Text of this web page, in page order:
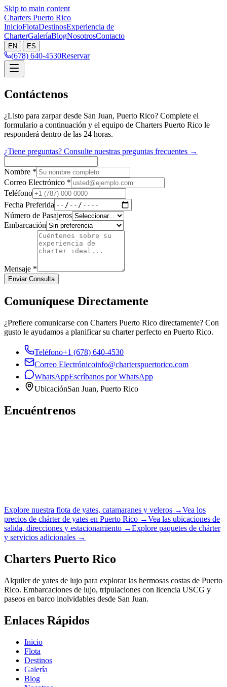
Skip to main content
Charters Puerto Rico
InicioFlotaDestinosExperiencia de
CharterGaleríaBlogNosotrosContacto
EN | ES
(678) 640-4530Reservar
Contáctenos
¿Listo para zarpar desde San Juan, Puerto Rico? Complete el
formulario a continuación y el equipo de Charters Puerto Rico le
responderá dentro de las 24 horas.
¿Tiene preguntas? Consulte nuestras preguntas frecuentes →
Nombre *
Correo Electrónico *
Teléfono
Fecha Preferida
Número de Pasajeros
Embarcación
Mensaje *
Enviar Consulta
Comuníquese Directamente
¿Prefiere comunicarse con Charters Puerto Rico directamente? Con
gusto le ayudamos a planificar su charter perfecto en Puerto Rico.
Teléfono+1 (678) 640-4530
Correo Electrónicoinfo@charterspuertorico.com
WhatsAppEscríbanos por WhatsApp
UbicaciónSan Juan, Puerto Rico
Encuéntrenos
Explore nuestra flota de yates, catamaranes y veleros →Vea los
precios de chárter de yates en Puerto Rico →Vea las ubicaciones de
salida, direcciones y estacionamiento →Explore paquetes de chárter
y servicios adicionales →
Charters Puerto Rico
Alquiler de yates de lujo para explorar las hermosas costas de Puerto
Rico. Embarcaciones de lujo, tripulaciones con licencia USCG y
paseos en barco inolvidables desde San Juan.
Enlaces Rápidos
Inicio
Flota
Destinos
Galería
Blog